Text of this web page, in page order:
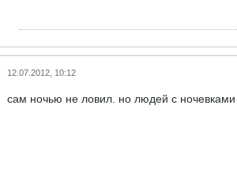
12.07.2012, 10:12
сам ночью не ловил. но людей с ночевками